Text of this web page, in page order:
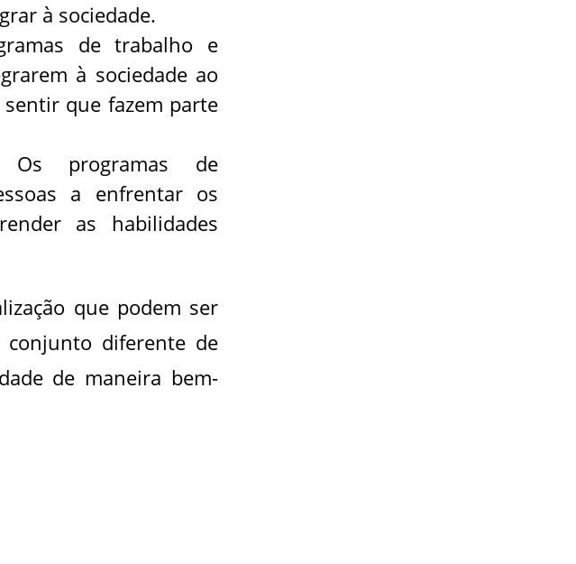
à sociedade.
de trabalho e
à sociedade ao
que fazem parte
Os programas de
a enfrentar os
as habilidades
que podem ser
conjunto diferente de
de maneira bem-